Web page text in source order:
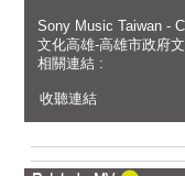
Sony Music Taiwan -
文化高雄-高雄市政府
相關連結 :
收聽連結